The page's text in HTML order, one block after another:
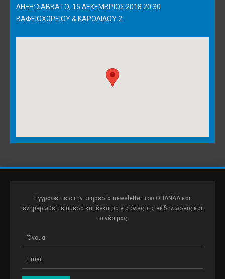
ΛΉΞΗ: ΣΆΒΒΑΤΟ, 15 ΔΕΚΈΜΒΡΙΟΣ 2018 20:30
ΒΑΦΕΙΟΧΩΡΕΊΟΥ & ΚΑΡΟΛΊΔΟΥ 2
Εγγραφείτε στην υπηρεσία newsletter του ΟΠΑΝΔΑ και
ενημερωθείτε άμεσα και έγκαιρα για όλες τις εκδηλώσεις και
τα νέα μας.